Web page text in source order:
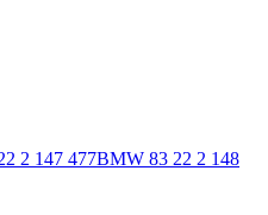
2 147 477BMW 83 22 2 148